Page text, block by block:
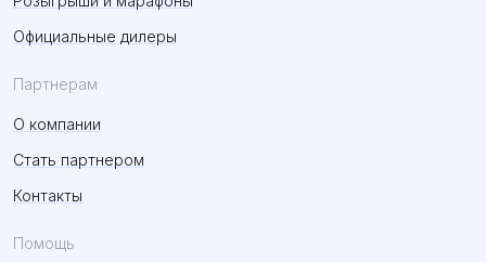
Официальные дилеры
Партнерам
О компании
Стать партнером
Контакты
Помощь